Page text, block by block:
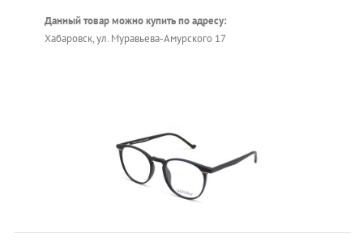
Данный товар можно купить по адресу:
Хабаровск, ул. Муравьева-Амурского 17